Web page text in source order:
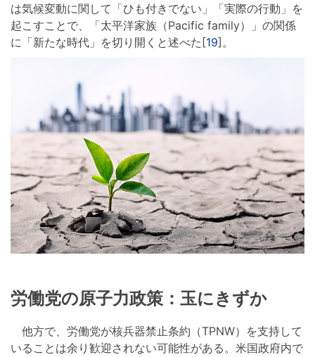
は気候変動に関して「ひも付きでない」「実際の行動」を
起こすことで、「太平洋家族（Pacific family）」の関係
に「新たな時代」を切り開くと述べた[19]。
労働党の原子力政策：玉にきずか
他方で、労働党が核兵器禁止条約（TPNW）を支持して
いることは余り歓迎されない可能性がある。米国政府内で